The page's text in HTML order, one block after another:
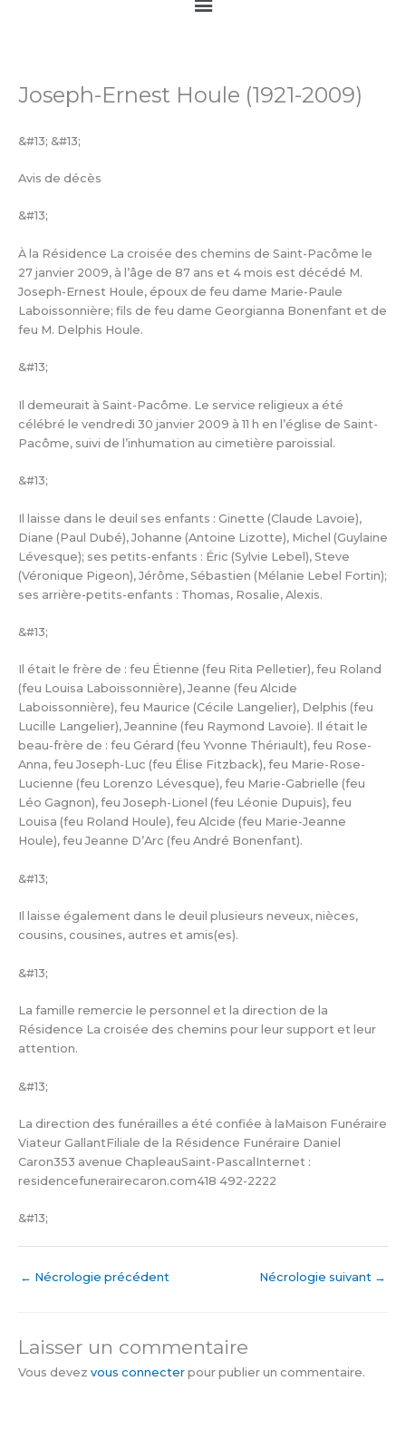
Joseph-Ernest Houle (1921-2009)
&#13; &#13;
Avis de décès
&#13;
À la Résidence La croisée des chemins de Saint-Pacôme le
27 janvier 2009, à l’âge de 87 ans et 4 mois est décédé M.
Joseph-Ernest Houle, époux de feu dame Marie-Paule
Laboissonnière; fils de feu dame Georgianna Bonenfant et de
feu M. Delphis Houle.
&#13;
Il demeurait à Saint-Pacôme. Le service religieux a été
célébré le vendredi 30 janvier 2009 à 11 h en l’église de Saint-
Pacôme, suivi de l’inhumation au cimetière paroissial.
&#13;
Il laisse dans le deuil ses enfants : Ginette (Claude Lavoie),
Diane (Paul Dubé), Johanne (Antoine Lizotte), Michel (Guylaine
Lévesque); ses petits-enfants : Éric (Sylvie Lebel), Steve
(Véronique Pigeon), Jérôme, Sébastien (Mélanie Lebel Fortin);
ses arrière-petits-enfants : Thomas, Rosalie, Alexis.
&#13;
Il était le frère de : feu Étienne (feu Rita Pelletier), feu Roland
(feu Louisa Laboissonnière), Jeanne (feu Alcide
Laboissonnière), feu Maurice (Cécile Langelier), Delphis (feu
Lucille Langelier), Jeannine (feu Raymond Lavoie). Il était le
beau-frère de : feu Gérard (feu Yvonne Thériault), feu Rose-
Anna, feu Joseph-Luc (feu Élise Fitzback), feu Marie-Rose-
Lucienne (feu Lorenzo Lévesque), feu Marie-Gabrielle (feu
Léo Gagnon), feu Joseph-Lionel (feu Léonie Dupuis), feu
Louisa (feu Roland Houle), feu Alcide (feu Marie-Jeanne
Houle), feu Jeanne D’Arc (feu André Bonenfant).
&#13;
Il laisse également dans le deuil plusieurs neveux, nièces,
cousins, cousines, autres et amis(es).
&#13;
La famille remercie le personnel et la direction de la
Résidence La croisée des chemins pour leur support et leur
attention.
&#13;
La direction des funérailles a été confiée à laMaison Funéraire
Viateur GallantFiliale de la Résidence Funéraire Daniel
Caron353 avenue ChapleauSaint-PascalInternet :
residencefunerairecaron.com418 492-2222
&#13;
← Nécrologie précédent Nécrologie suivant →
Laisser un commentaire
Vous devez vous connecter pour publier un commentaire.